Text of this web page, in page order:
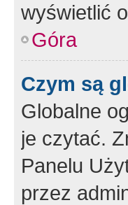
wyświetlić
Góra
Czym są
Globalne
je czytać.
Panelu
przez